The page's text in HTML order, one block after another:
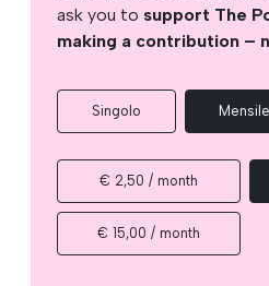
ask you to support The
making a contribution –
Singolo Mensile
€ 2,50 / month
€ 15,00 / month